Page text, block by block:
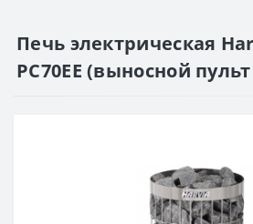
Печь электрическая
PC70EE (выносной